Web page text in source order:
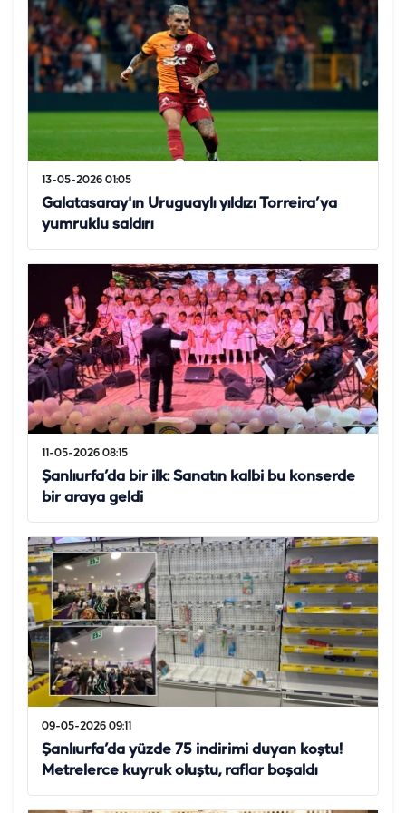
13-05-2026 01:05
Galatasaray'ın Uruguaylı yıldızı Torreira’ya
yumruklu saldırı
11-05-2026 08:15
Şanlıurfa’da bir ilk: Sanatın kalbi bu konserde
bir araya geldi
09-05-2026 09:11
Şanlıurfa’da yüzde 75 indirimi duyan koştu!
Metrelerce kuyruk oluştu, raflar boşaldı